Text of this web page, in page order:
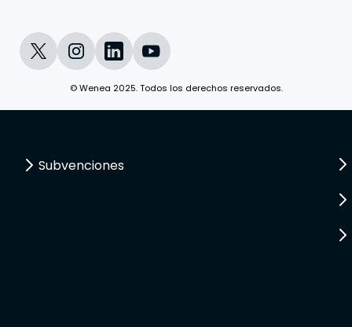
© Wenea 2025. Todos los derechos reservados.
Subvenciones